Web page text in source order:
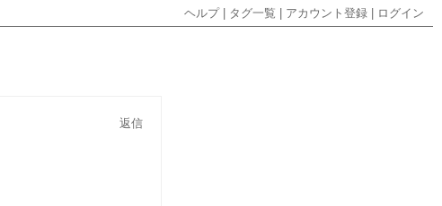
ヘルプ| タグ一覧 アカウント登録 ログイン
返信